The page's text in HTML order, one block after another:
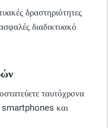
δραστηριότητες
διαδικτυακό
ταυτόχρονα
smartphones και